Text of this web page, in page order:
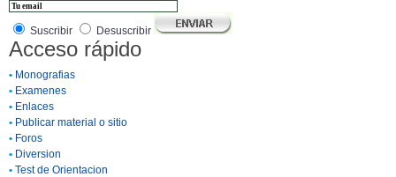
Suscribir Desuscribir
Acceso rápido
• Monografias
• Examenes
• Enlaces
• Publicar material o sitio
• Foros
• Diversion
• Test de Orientacion